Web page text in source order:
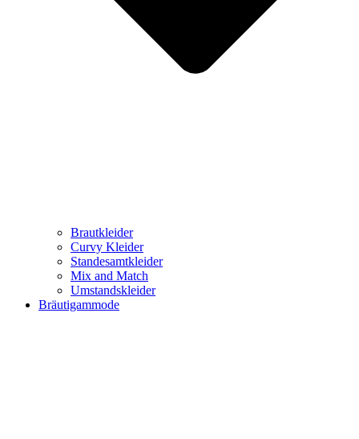
Brautkleider
Curvy Kleider
Standesamtkleider
Mix and Match
Umstandskleider
Bräutigammode